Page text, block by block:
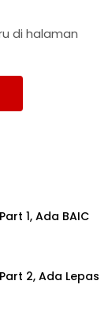
di halaman
1, Ada BAIC
2, Ada Lepas